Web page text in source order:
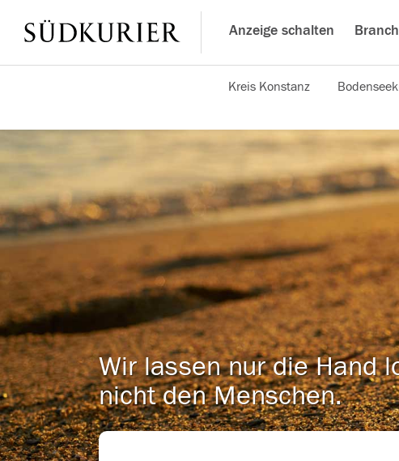
Anzeige schalten
Kreis Konstanz
Wir lassen nur die Hand
nicht den Menschen.